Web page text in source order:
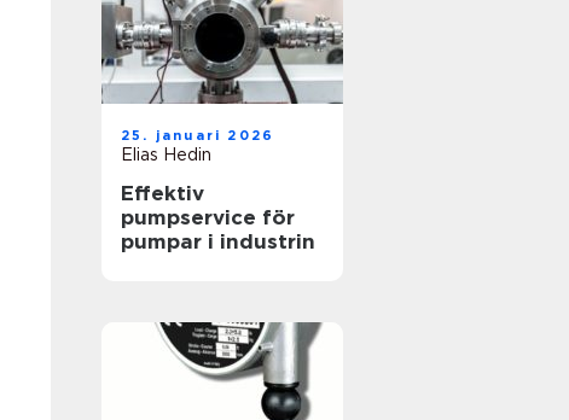
25. januari 2026
Elias Hedin
Effektiv
pumpservice för
pumpar i industrin